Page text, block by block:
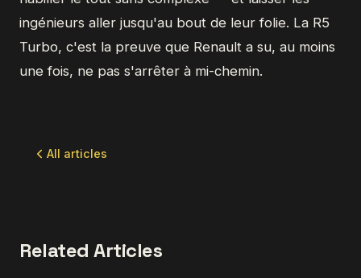
ingénieurs aller jusqu'au bout de leur folie. La R5
Turbo, c'est la preuve que Renault a su, au moins
une fois, ne pas s'arrêter à mi-chemin.
All articles
Related Articles